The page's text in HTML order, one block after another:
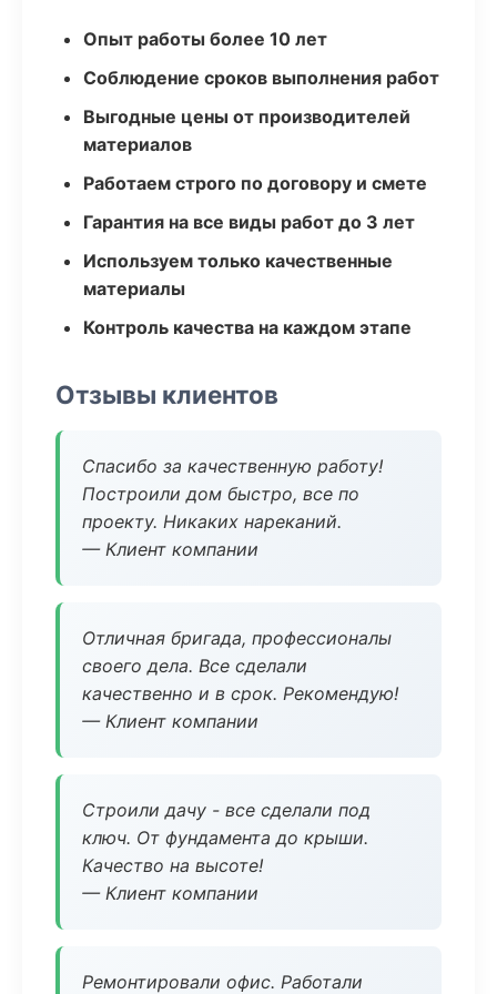
Опыт работы более 10 лет
Соблюдение сроков выполнения работ
Выгодные цены от производителей
материалов
Работаем строго по договору и смете
Гарантия на все виды работ до 3 лет
Используем только качественные
материалы
Контроль качества на каждом этапе
Отзывы клиентов
Спасибо за качественную работу!
Построили дом быстро, все по
проекту. Никаких нареканий.
— Клиент компании
Отличная бригада, профессионалы
своего дела. Все сделали
качественно и в срок. Рекомендую!
— Клиент компании
Строили дачу - все сделали под
ключ. От фундамента до крыши.
Качество на высоте!
— Клиент компании
Ремонтировали офис. Работали